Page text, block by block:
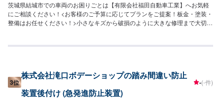
茨城県結城市での車両のお困りごとは【有限会社福田自動車工業】へお気軽
にご相談ください！<お客様のご予算に応じてプランをご提案！板金・塗装・
整備はお任せください！>小さなキズから破損のように大きな修理まで大切な
きし、最適な施工方法をご提案しますので、お気軽にお問い合わせ下さい。
程度で納車となります。(要相談)納期は前後する場合がございます。予めご了
承ください。-----代車について-----代車をご用意しています。お車の作業中は
代車をご利用ください。※代車の燃料代はお客様にご負担いただいておりま
3位
株式会社滝口ボデーショップの踏み間違い防止
装置後付け (急発進防止装置)
-(-件)